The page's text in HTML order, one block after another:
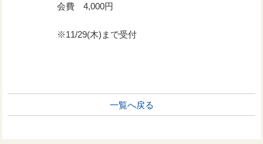
会費 4,000円
※11/29(木)まで受付
一覧へ戻る